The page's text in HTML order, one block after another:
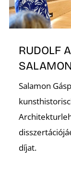
RUDOLF
Salamon
díjat.